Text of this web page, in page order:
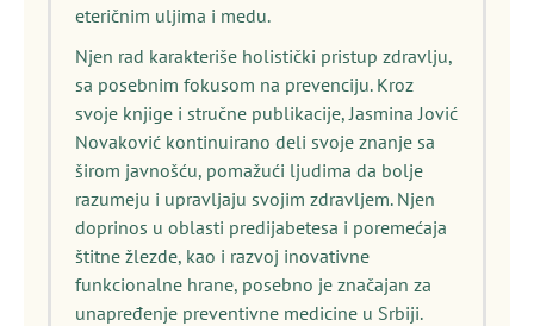
eteričnim uljima i medu.
Njen rad karakteriše holistički pristup zdravlju,
sa posebnim fokusom na prevenciju. Kroz
svoje knjige i stručne publikacije, Jasmina Jović
Novaković kontinuirano deli svoje znanje sa
širom javnošću, pomažući ljudima da bolje
razumeju i upravljaju svojim zdravljem. Njen
doprinos u oblasti predijabetesa i poremećaja
štitne žlezde, kao i razvoj inovativne
funkcionalne hrane, posebno je značajan za
unapređenje preventivne medicine u Srbiji.